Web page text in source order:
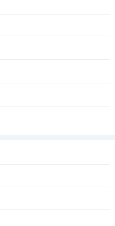
养一池蛙鸣 征途，在爹的目光
扶起那个弹琴的人 风在弦上，等
的那滴泪...
，孕育夏日的稻香； 柳条喜欢伸
地疯长的婆婆纳草。 幸运的话，
白鹭立...
春天也不远了。猫儿的闹就是不
放是植物情爱的张扬，猫儿的呼
柱炊烟。 不知为何，当归期越
近年来，随着某些程序或手续的
。但有些物事，必须得年检。比
秘密。只是这些秘密并不为我们